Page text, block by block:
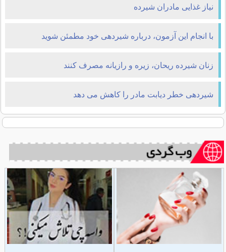
نیاز غذایی مادران شیرده
با انجام این آزمون، درباره شیردهی خود مطمئن شوید
زنان شیرده ریحان، زیره و رازیانه مصرف کنند
شیردهی خطر دیابت مادر را کاهش می دهد